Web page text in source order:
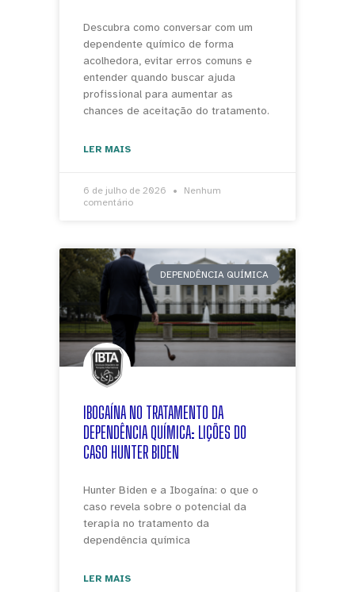
Descubra como conversar com um
dependente químico de forma
acolhedora, evitar erros comuns e
entender quando buscar ajuda
profissional para aumentar as
chances de aceitação do tratamento.
LER MAIS
6 de julho de 2026
Nenhum
comentário
DEPENDÊNCIA QUÍMICA
IBOGAÍNA NO TRATAMENTO DA
DEPENDÊNCIA QUÍMICA: LIÇÕES DO
CASO HUNTER BIDEN
Hunter Biden e a Ibogaína: o que o
caso revela sobre o potencial da
terapia no tratamento da
dependência química
LER MAIS